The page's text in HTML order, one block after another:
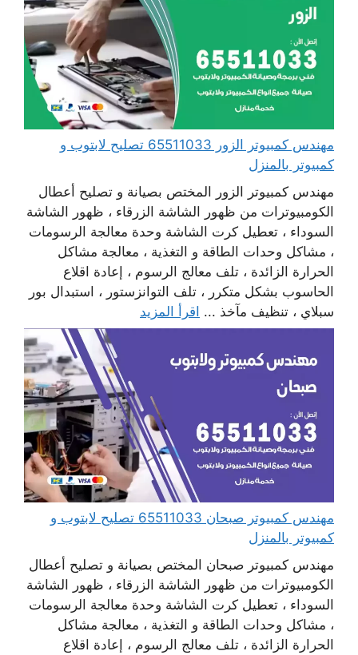
مهندس كمبيوتر الزور 65511033 تصليح لابتوب و
كمبيوتر بالمنزل
مهندس كمبيوتر الزور المختص بصيانة و تصليح أعطال
الكومبيوترات من ظهور الشاشة الزرقاء ، ظهور الشاشة
السوداء ، تعطيل كرت الشاشة وحدة معالجة الرسومات
، مشاكل وحدات الطاقة و التغذية ، معالجة مشاكل
الحرارة الزائدة ، تلف معالج الرسوم ، إعادة اقلاع
الحاسوب بشكل متكرر ، تلف التوانزستور ، استبدال بور
سبلاي ، تنظيف مآخذ ... اقرأ المزيد
مهندس كمبيوتر صبحان 65511033 تصليح لابتوب و
كمبيوتر بالمنزل
مهندس كمبيوتر صبحان المختص بصيانة و تصليح أعطال
الكومبيوترات من ظهور الشاشة الزرقاء ، ظهور الشاشة
السوداء ، تعطيل كرت الشاشة وحدة معالجة الرسومات
، مشاكل وحدات الطاقة و التغذية ، معالجة مشاكل
الحرارة الزائدة ، تلف معالج الرسوم ، إعادة اقلاع